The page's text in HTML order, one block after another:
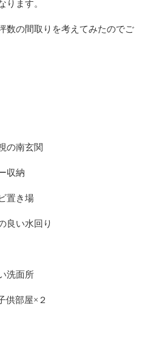
ります。
数の間取りを考えてみたのでご
の南玄関
収納
置き場
良い水回り
洗面所
供部屋×２